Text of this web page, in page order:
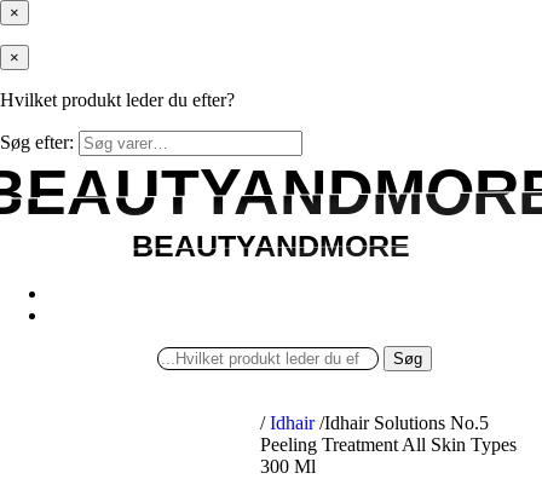
×
×
Hvilket produkt leder du efter?
Søg efter:
BEAUTYANDMORE
BEAUTYANDMORE
Søg
/ Idhair /Idhair Solutions No.5
Peeling Treatment All Skin Types
300 Ml